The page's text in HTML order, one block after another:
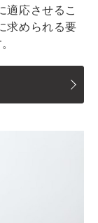
適応させるこ
求められる要